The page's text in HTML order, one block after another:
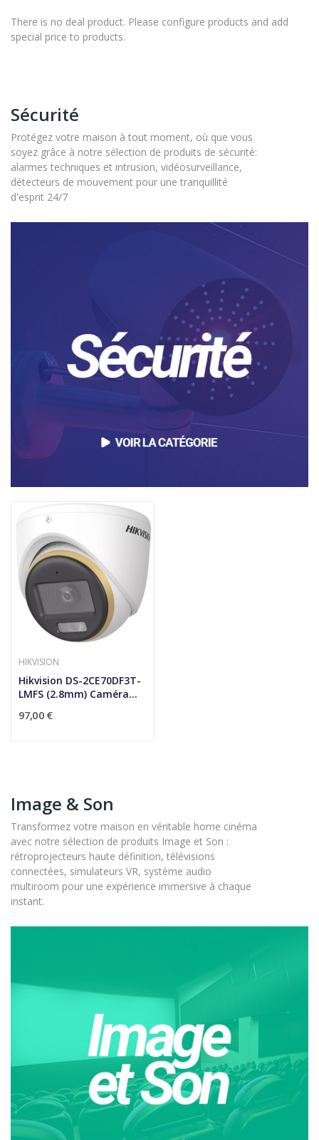
There is no deal product. Please configure products and add
special price to products.
Sécurité
Protégez votre maison à tout moment, où que vous
soyez grâce à notre sélection de produits de sécurité:
alarmes techniques et intrusion, vidéosurveillance,
détecteurs de mouvement pour une tranquillité
d'esprit 24/7
HIKVISION
Hikvision DS-2CE70DF3T-
LMFS (2.8mm) Caméra...
97,00 €
Image & Son
Transformez votre maison en véritable home cinéma
avec notre sélection de produits Image et Son :
rétroprojecteurs haute définition, télévisions
connectées, simulateurs VR, système audio
multiroom pour une expérience immersive à chaque
instant.